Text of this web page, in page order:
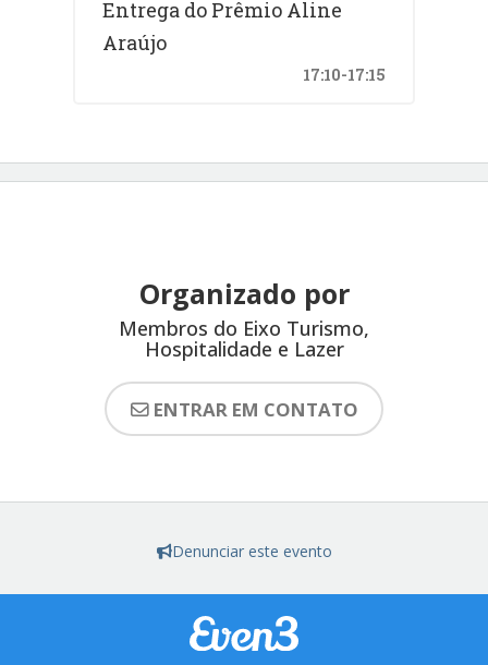
Entrega do Prêmio Aline
Araújo
17:10-17:15
Organizado por
Membros do Eixo Turismo,
Hospitalidade e Lazer
ENTRAR EM CONTATO
Denunciar este evento